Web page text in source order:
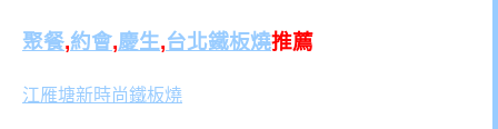
聚餐,約會,慶生,台北鐵板燒推薦
江雁塘新時尚鐵板燒